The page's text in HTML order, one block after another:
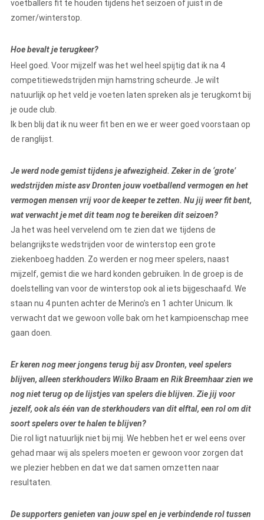
voetballers fit te houden tijdens het seizoen of juist in de
zomer/winterstop.
Hoe bevalt je terugkeer?
Heel goed. Voor mijzelf was het wel heel spijtig dat ik na 4
competitiewedstrijden mijn hamstring scheurde. Je wilt
natuurlijk op het veld je voeten laten spreken als je terugkomt bij
je oude club.
Ik ben blij dat ik nu weer fit ben en we er weer goed voorstaan op
de ranglijst.
Je werd node gemist tijdens je afwezigheid. Zeker in de ‘grote’
wedstrijden miste asv Dronten jouw voetballend vermogen en het
vermogen mensen vrij voor de keeper te zetten. Nu jij weer fit bent,
wat verwacht je met dit team nog te bereiken dit seizoen?
Ja het was heel vervelend om te zien dat we tijdens de
belangrijkste wedstrijden voor de winterstop een grote
ziekenboeg hadden. Zo werden er nog meer spelers, naast
mijzelf, gemist die we hard konden gebruiken. In de groep is de
doelstelling van voor de winterstop ook al iets bijgeschaafd. We
staan nu 4 punten achter de Merino’s en 1 achter Unicum. Ik
verwacht dat we gewoon volle bak om het kampioenschap mee
gaan doen.
Er keren nog meer jongens terug bij asv Dronten, veel spelers
blijven, alleen sterkhouders Wilko Braam en Rik Breemhaar zien we
nog niet terug op de lijstjes van spelers die blijven. Zie jij voor
jezelf, ook als één van de sterkhouders van dit elftal, een rol om dit
soort spelers over te halen te blijven?
Die rol ligt natuurlijk niet bij mij. We hebben het er wel eens over
gehad maar wij als spelers moeten er gewoon voor zorgen dat
we plezier hebben en dat we dat samen omzetten naar
resultaten.
De supporters genieten van jouw spel en je verbindende rol tussen